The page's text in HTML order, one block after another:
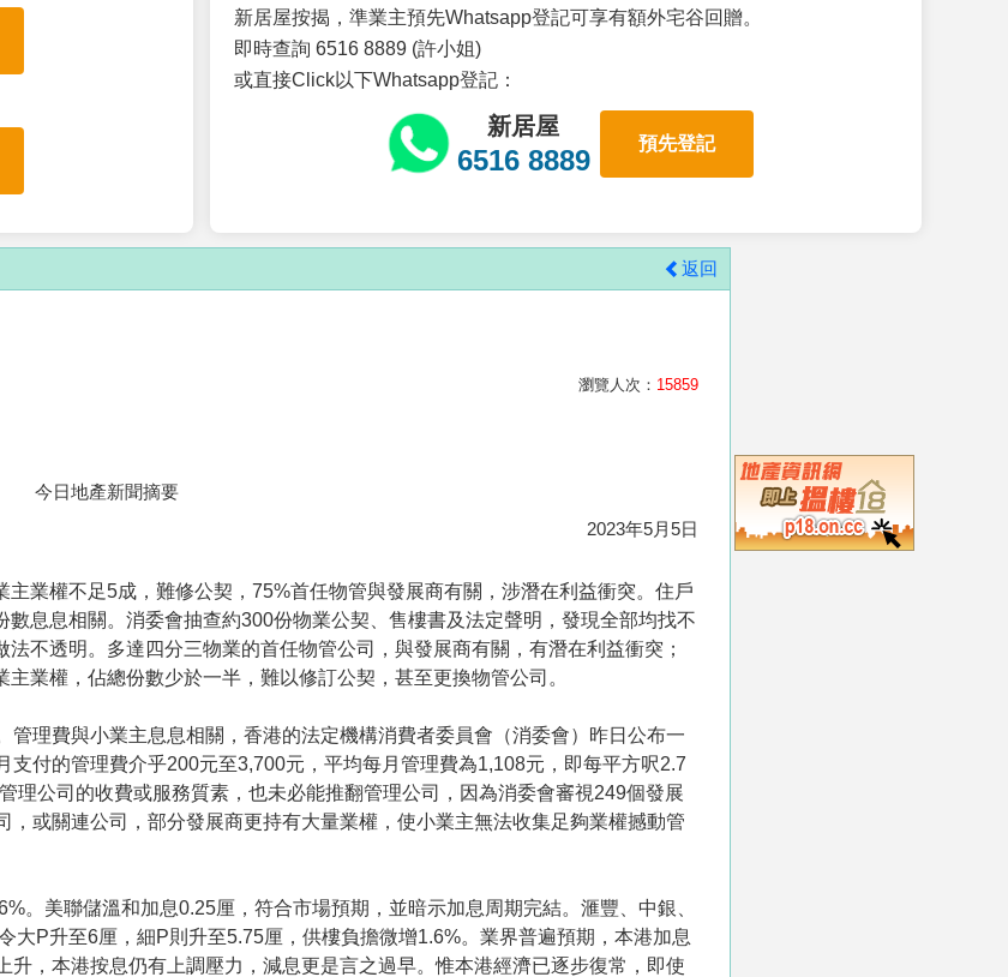
新居屋按揭，準業主預先Whatsapp登記可享有額外宅谷回贈。
即時查詢 6516 8889 (許小姐)
或直接Click以下Whatsapp登記：
新居屋
6516 8889
預先登記
返回
瀏覽人次： 15859
今日地產新聞摘要
2023年5月5日
主業權不足5成，難修公契，75%首任物管與發展商有關，涉潛在利益衝突。住戶
數息息相關。消委會抽查約300份物業公契、售樓書及法定聲明，發現全部均找不
不透明。多達四分三物業的首任物管公司，與發展商有關，有潛在利益衝突；
業權，佔總份數少於一半，難以修訂公契，甚至更換物管公司。
管理費與小業主息息相關，香港的法定機構消費者委員會（消委會）昨日公布一
付的管理費介乎200元至3,700元，平均每月管理費為1,108元，即每平方呎2.7
理公司的收費或服務質素，也未必能推翻管理公司，因為消委會審視249個發展
或關連公司，部分發展商更持有大量業權，使小業主無法收集足夠業權撼動管
。美聯儲溫和加息0.25厘，符合市場預期，並暗示加息周期完結。滙豐、中銀、
大P升至6厘，細P則升至5.75厘，供樓負擔微增1.6%。業界普遍預期，本港加息
，本港按息仍有上調壓力，減息更是言之過早。惟本港經濟已逐步復常，即使